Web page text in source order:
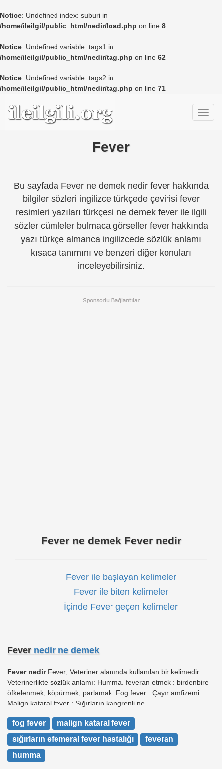
Notice: Undefined index: suburi in
/home/ileilgil/public_html/nedir/load.php on line 8
Notice: Undefined variable: tags1 in
/home/ileilgil/public_html/nedir/tag.php on line 62
Notice: Undefined variable: tags2 in
/home/ileilgil/public_html/nedir/tag.php on line 71
Fever
Bu sayfada Fever ne demek nedir fever hakkında
bilgiler sözleri ingilizce türkçede çevirisi fever
resimleri yazıları türkçesi ne demek fever ile ilgili
sözler cümleler bulmaca görseller fever hakkında
yazı türkçe almanca ingilizcede sözlük anlamı
kısaca tanımını ve benzeri diğer konuları
inceleyebilirsiniz.
Fever ne demek Fever nedir
Fever ile başlayan kelimeler
Fever ile biten kelimeler
İçinde Fever geçen kelimeler
Fever nedir ne demek
Fever nedirFever; Veteriner alanında kullanılan bir kelimedir.
Veterinerlikte sözlük anlamı: Humma. feveran etmek : birdenbire
öfkelenmek, köpürmek, parlamak. Fog fever : Çayır amfizemi
Malign kataral fever : Sığırların kangrenli ne...
fog fever
malign kataral fever
sığırların efemeral fever hastalığı
feveran
humma